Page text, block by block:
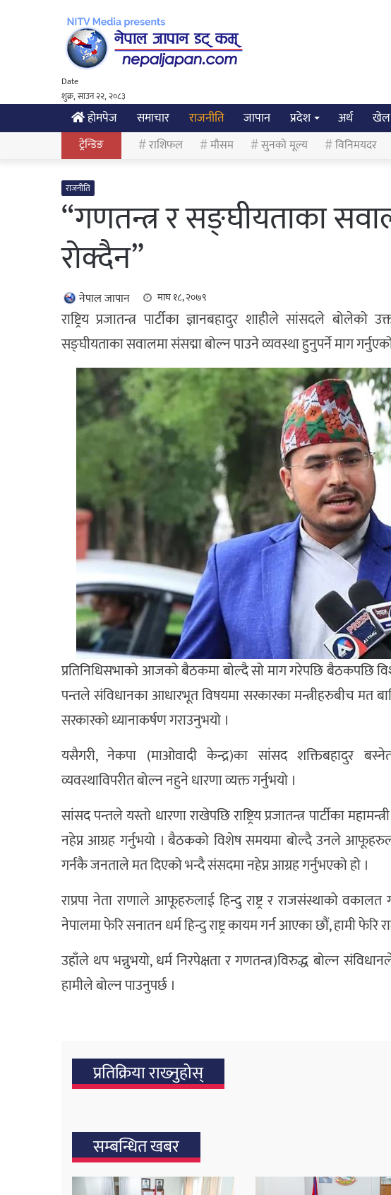
Date
शुक्र, साउन २२, २०८३
होमपेज समाचार राजनीति जापान प्रदेश अर्थ खेल
ट्रेन्डिङ राशिफल मौसम सुनको मूल्य विनिमयदर
राजनीति
“गणतन्त्र र सङ्घीयताका
रोक्दैन”
नेपाल जापान माघ १८, २०७९
राष्ट्रिय प्रजातन्त्र पार्टीका ज्ञानबहादुर शाहीले सांसदले
सङ्घीयताका सवालमा संसद्मा बोल्न पाउने व्यवस्था हुनुपर्ने माग
प्रतिनिधिसभाको आजको बैठकमा बोल्दै सो माग गरेपछि बैठकपछि
पन्तले संविधानका आधारभूत विषयमा सरकारका मन्त्रीहरुबीच मत
सरकारको ध्यानाकर्षण गराउनुभयो ।
यसैगरी, नेकपा (माओवादी केन्द्र)का सांसद शक्तिबहादुर
व्यवस्थाविपरीत बोल्न नहुने धारणा व्यक्त गर्नुभयो ।
सांसद पन्तले यस्तो धारणा राखेपछि राष्ट्रिय प्रजातन्त्र पार्टीका
नहेप्न आग्रह गर्नुभयो । बैठकको विशेष समयमा बोल्दै उनले आफूहरुलाई
गर्नकै जनताले मत दिएको भन्दै संसदमा नहेप्न आग्रह गर्नुभएको हो ।
राप्रपा नेता राणाले आफूहरुलाई हिन्दु राष्ट्र र राजसंस्थाको
नेपालमा फेरि सनातन धर्म हिन्दु राष्ट्र कायम गर्न आएका छौं, हामी फेरि
उहाँले थप भन्नुभयो, धर्म निरपेक्षता र गणतन्त्र)विरुद्ध बोल्न
हामीले बोल्न पाउनुपर्छ ।
प्रतिक्रिया राख्‍नुहोस्
सम्बन्धित खबर